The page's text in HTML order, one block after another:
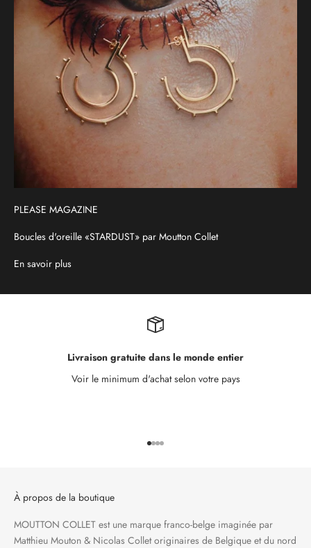
PLEASE MAGAZINE
Boucles d'oreille «STARDUST» par Moutton Collet
En savoir plus
Livraison gratuite dans le monde entier
Voir le minimum d'achat selon votre pays
Aller à l'élément 1
Aller à l'élément 2
Aller à l'élément 3
Aller à l'élément 4
À propos de la boutique
MOUTTON COLLET est une marque franco-belge imaginée par
Matthieu Mouton & Nicolas Collet originaires de Belgique et du nord